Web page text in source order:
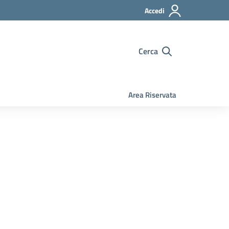
Accedi
Cerca
Area Riservata